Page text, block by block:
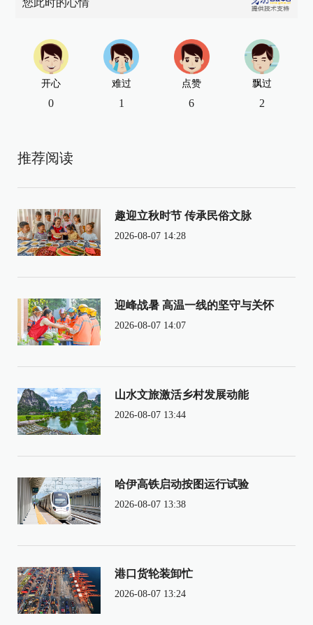
您此时的心情
开心
0
难过
1
点赞
6
飘过
2
推荐阅读
趣迎立秋时节 传承民俗文脉
2026-08-07 14:28
迎峰战暑 高温一线的坚守与关怀
2026-08-07 14:07
山水文旅激活乡村发展动能
2026-08-07 13:44
哈伊高铁启动按图运行试验
2026-08-07 13:38
港口货轮装卸忙
2026-08-07 13:24